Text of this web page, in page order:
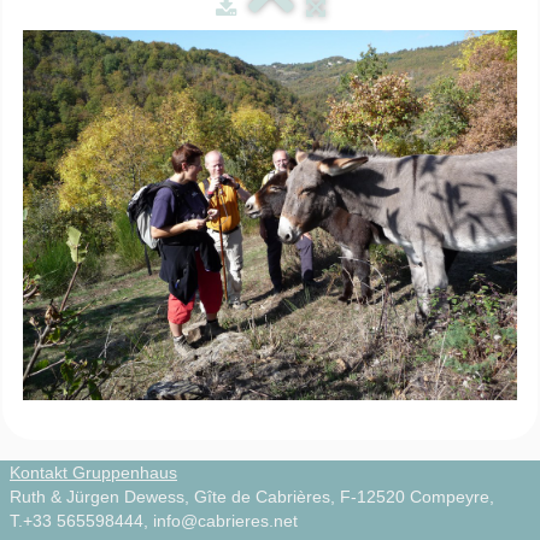
Zirkuswagen▼
Infos▼
Natur & Kultur▼
Videos▼
Photos
Français
Kontakt Gruppenhaus
Ruth & Jürgen Dewess, Gîte de Cabrières, F-12520 Compeyre,
T.+33 565598444, info@cabrieres.net